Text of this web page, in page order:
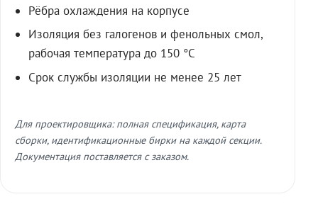
Рёбра охлаждения на корпусе
Изоляция без галогенов и фенольных смол,
рабочая температура до 150 °C
Срок службы изоляции не менее 25 лет
Для проектировщика: полная спецификация, карта
сборки, идентификационные бирки на каждой секции.
Документация поставляется с заказом.